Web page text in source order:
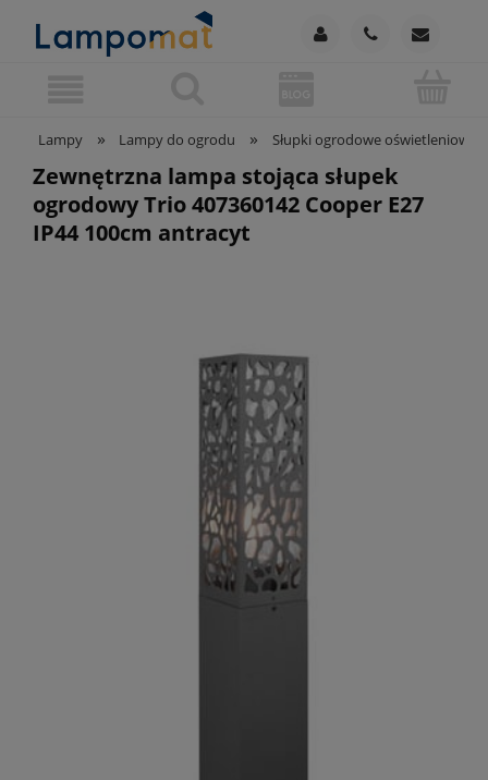
Lampy » Lampy do ogrodu » Słupki ogrodowe oświetleniowe
Zewnętrzna lampa stojąca słupek
ogrodowy Trio 407360142 Cooper E27
IP44 100cm antracyt